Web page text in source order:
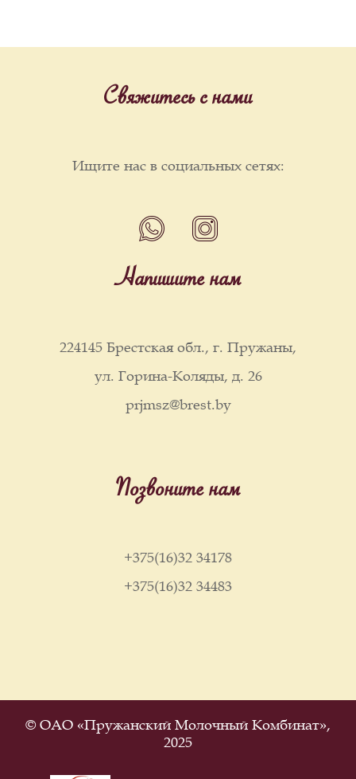
Свяжитесь с нами
Ищите нас в социальных сетях:
Напишите нам
224145 Брестская обл., г. Пружаны,
ул. Горина-Коляды, д. 26
prjmsz@brest.by
Позвоните нам
+375(16)32 34178
+375(16)32 34483
© ОАО «Пружанский Молочный Комбинат»,
2025